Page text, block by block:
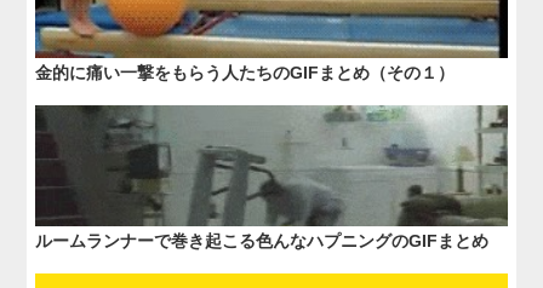
金的に痛い一撃をもらう人たちのGIFまとめ（その１）
ルームランナーで巻き起こる色んなハプニングのGIFまとめ